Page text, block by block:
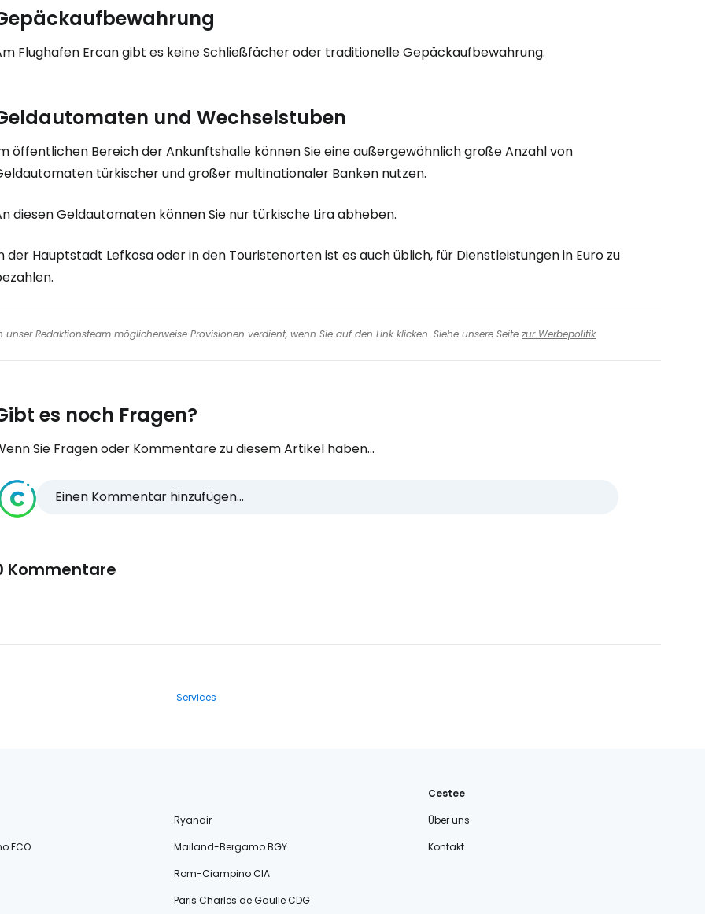
Flughafen Ercan gibt es keine Schließfächer oder traditionelle Gepäckaufbewahrung.
und Wechselstuben
öffentlichen Bereich der Ankunftshalle können Sie eine außergewöhnlich große Anzahl von
türkischer und großer multinationaler Banken nutzen.
diesen Geldautomaten können Sie nur türkische Lira abheben.
der Hauptstadt Lefkosa oder in den Touristenorten ist es auch üblich, für Dienstleistungen in Euro zu
Redaktionsteam möglicherweise Provisionen verdient, wenn Sie auf den Link klicken. Siehe unsere Seite zur Werbepolitik.
es noch Fragen?
Sie Fragen oder Kommentare zu diesem Artikel haben...
Einen Kommentar hinzufügen...
Kommentare
Services
Ryanair
FCO
Mailand-Bergamo BGY
Rom-Ciampino CIA
Paris Charles de Gaulle CDG
Cestee
Über uns
Kontakt